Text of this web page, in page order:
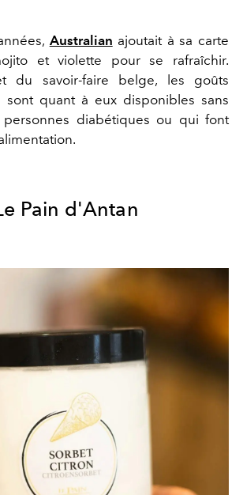
Australian ajoutait à sa carte
et violette pour se rafraîchir.
du savoir-faire belge, les goûts
sont quant à eux disponibles sans
diabétiques ou qui font
Pain d'Antan